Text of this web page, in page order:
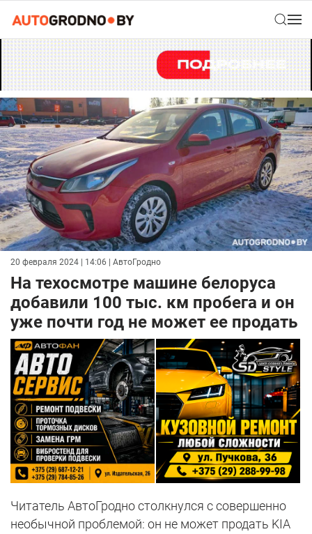
20 февраля 2024 | 14:06 | АвтоГродно
На техосмотре машине белоруса
добавили 100 тыс. км пробега и он
уже почти год не может ее продать
Читатель АвтоГродно столкнулся с совершенно
необычной проблемой: он не может продать KIA